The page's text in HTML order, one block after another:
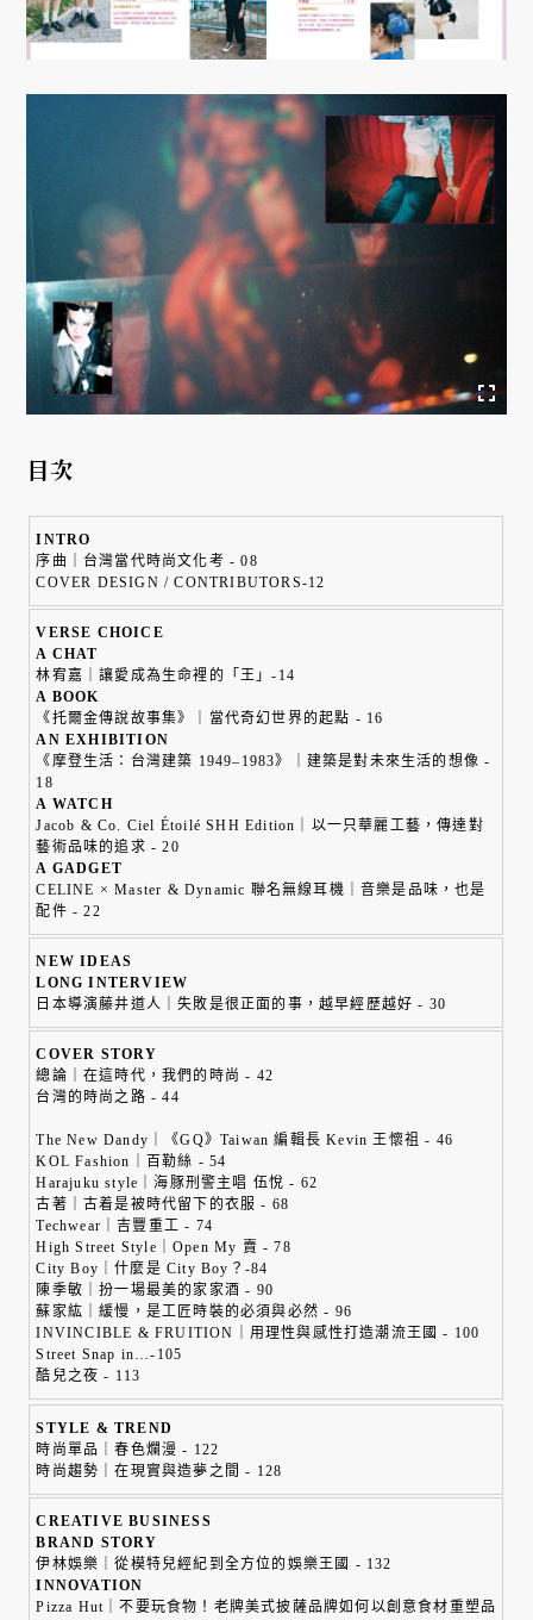
目次
INTRO
序曲｜台灣當代時尚文化考 - 08
COVER DESIGN / CONTRIBUTORS-12
VERSE CHOICE
A CHAT
林宥嘉｜讓愛成為生命裡的「王」-14
A BOOK
《托爾金傳說故事集》｜當代奇幻世界的起點 - 16
AN EXHIBITION
《摩登生活：台灣建築 1949–1983》｜建築是對未來生活的想像 -
18
A WATCH
Jacob & Co. Ciel Étoilé SHH Edition｜以一只華麗工藝，傳達對
藝術品味的追求 - 20
A GADGET
CELINE × Master & Dynamic 聯名無線耳機｜音樂是品味，也是
配件 - 22
NEW IDEAS
LONG INTERVIEW
日本導演藤井道人｜失敗是很正面的事，越早經歷越好 - 30
COVER STORY
總論｜在這時代，我們的時尚 - 42
台灣的時尚之路 - 44
The New Dandy｜《GQ》Taiwan 編輯長 Kevin 王懷祖 - 46
KOL Fashion｜百勒絲 - 54
Harajuku style｜海豚刑警主唱 伍悅 - 62
古著｜古着是被時代留下的衣服 - 68
Techwear｜吉豐重工 - 74
High Street Style｜Open My 賣 - 78
City Boy｜什麼是 City Boy？-84
陳季敏｜扮一場最美的家家酒 - 90
蘇家紘｜緩慢，是工匠時裝的必須與必然 - 96
INVINCIBLE & FRUITION｜用理性與感性打造潮流王國 - 100
Street Snap in…-105
酷兒之夜 - 113
STYLE & TREND
時尚單品｜春色爛漫 - 122
時尚趨勢｜在現實與造夢之間 - 128
CREATIVE BUSINESS
BRAND STORY
伊林娛樂｜從模特兒經紀到全方位的娛樂王國 - 132
INNOVATION
Pizza Hut｜不要玩食物！老牌美式披薩品牌如何以創意食材重塑品